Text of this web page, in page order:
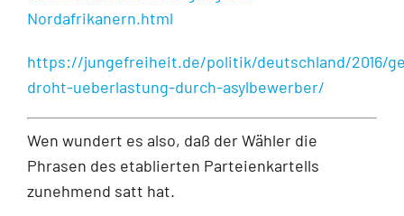
Nordafrikanern.html
https://jungefreiheit.de/politik/deutschland/2016/
droht-ueberlastung-durch-asylbewerber/
Wen wundert es also, daß der Wähler die
Phrasen des etablierten Parteienkartells
zunehmend satt hat.